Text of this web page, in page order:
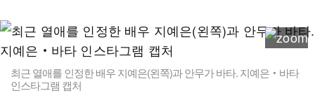
최근 열애를 인정한 배우 지예은(왼쪽)과 안무가 바타. 지예은‧바타
인스타그램 캡처